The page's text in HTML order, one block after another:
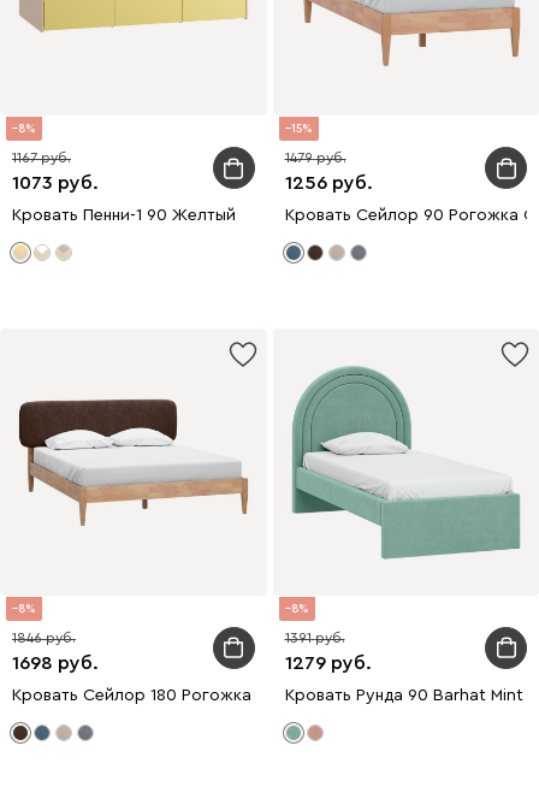
8
1073
1167
Кровать Пенни-1 90 Желтый
15
1256
1479
Кровать Сейлор 90 Рогожка
8
1698
1846
Кровать Сейлор 180 Рогожка Коричневый
8
1279
1391
Кровать Рунда 90 Barhat Mint